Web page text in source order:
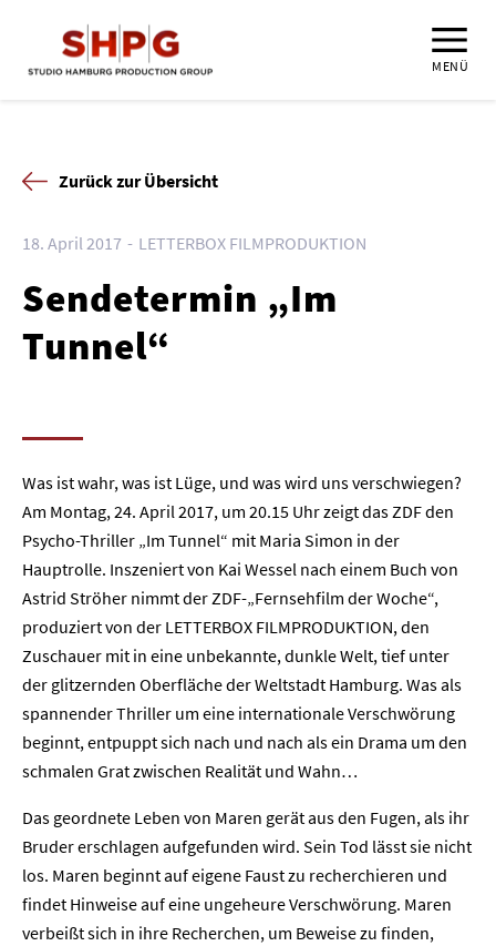
MENÜ
Zurück zur Übersicht
18. April 2017 LETTERBOX FILMPRODUKTION
Sendetermin „Im
Tunnel“
Was ist wahr, was ist Lüge, und was wird uns verschwiegen?
Am Montag, 24. April 2017, um 20.15 Uhr zeigt das ZDF den
Psycho-Thriller „Im Tunnel“ mit Maria Simon in der
Hauptrolle. Inszeniert von Kai Wessel nach einem Buch von
Astrid Ströher nimmt der ZDF-„Fernsehfilm der Woche“,
produziert von der LETTERBOX FILMPRODUKTION, den
Zuschauer mit in eine unbekannte, dunkle Welt, tief unter
der glitzernden Oberfläche der Weltstadt Hamburg. Was als
spannender Thriller um eine internationale Verschwörung
beginnt, entpuppt sich nach und nach als ein Drama um den
schmalen Grat zwischen Realität und Wahn…
Das geordnete Leben von Maren gerät aus den Fugen, als ihr
Bruder erschlagen aufgefunden wird. Sein Tod lässt sie nicht
los. Maren beginnt auf eigene Faust zu recherchieren und
findet Hinweise auf eine ungeheure Verschwörung. Maren
verbeißt sich in ihre Recherchen, um Beweise zu finden,